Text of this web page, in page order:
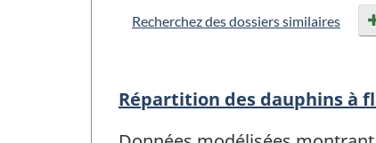
Recherchez des dossiers similaires
Répartition des dauphins à